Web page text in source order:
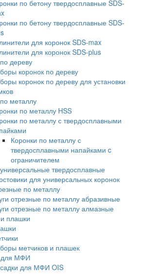
по бетону твердосплавные SDS-
по бетону твердосплавные SDS-
для коронок SDS-max
для коронок SDS-plus
дереву
коронок по дереву
коронок по дереву для установки
металлу
по металлу HSS
по металлу с твердосплавными
Коронки по металлу с
твердосплавными напайками c
ограничителем
твердосплавные
для универсальных коронок
по металлу
отрезные по металлу абразивные
отрезные по металлу алмазные
плашки
метчиков и плашек
для МФИ
для МФИ OIS